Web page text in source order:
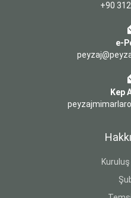
+90
e-
Kep